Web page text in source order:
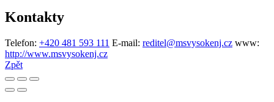
Kontakty
Telefon: +420 481 593 111 E-mail: reditel@msvysokenj.cz www:
http://www.msvysokenj.cz
Zpět